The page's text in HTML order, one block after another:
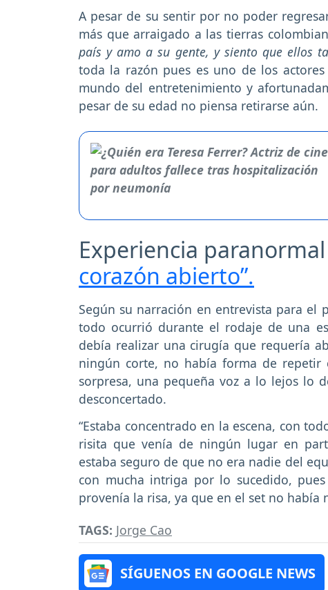
A pesar de su sentir por no poder
más que arraigado a las tierras
país y amo a su gente, y siento que ellos
toda la razón pues es uno de los
mundo del entretenimiento y
pesar de su edad no piensa retirarse aún.
Experiencia
corazón abierto”.
Según su narración en entrevista para el
todo ocurrió durante el rodaje de una
debía realizar una cirugía que requería
ningún corte, no había forma de repetir
sorpresa, una pequeña voz a lo lejos lo
desconcertado.
“Estaba concentrado en la escena, con
risita que venía de ningún lugar en
estaba seguro de que no era nadie del
con mucha intriga por lo sucedido,
provenía la risa, ya que en el set no
TAGS: Jorge Cao
SÍGUENOS EN GOOGLE NEWS